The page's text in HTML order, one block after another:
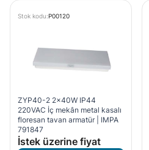
Stok kodu:P00120
ZYP40-2 2x40W IP44
220VAC İç mekân metal kasalı
floresan tavan armatür | IMPA
791847
İstek üzerine fiyat